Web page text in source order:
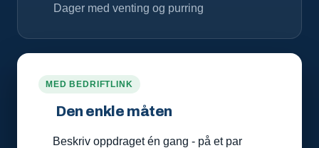
Dager med venting og purring
MED BEDRIFTLINK
Den enkle måten
Beskriv oppdraget én gang - på et par